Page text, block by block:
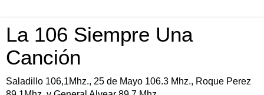
La 106 Siempre Una
Canción
Saladillo 106,1Mhz., 25 de Mayo 106.3 Mhz., Roque Perez